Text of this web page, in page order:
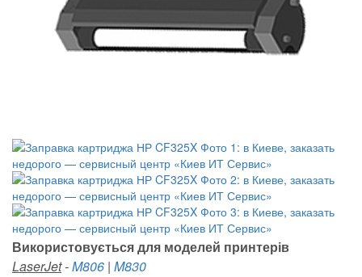
Використовується для моделей принтерів
LaserJet-M806 | M830